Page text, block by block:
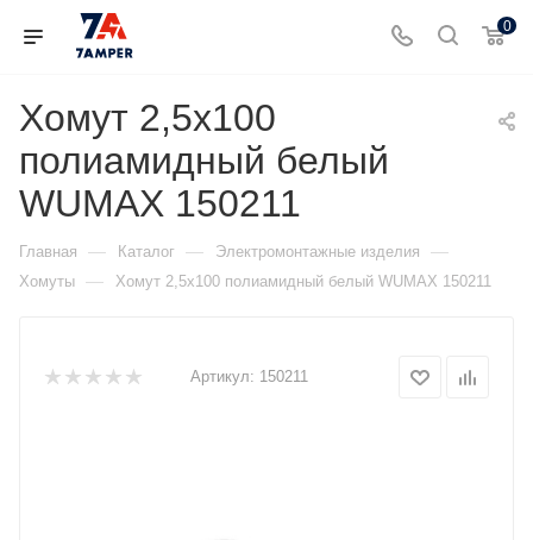
0
Хомут 2,5х100
полиамидный белый
WUMAX 150211
Главная — Каталог — Электромонтажные изделия —
Хомуты — Хомут 2,5х100 полиамидный белый WUMAX 150211
Артикул: 150211